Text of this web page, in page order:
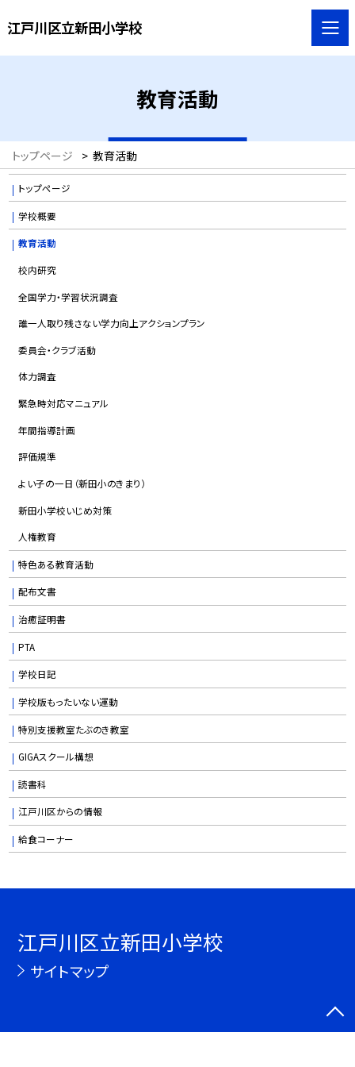
江戸川区立新田小学校
教育活動
トップページ > 教育活動
トップページ
学校概要
教育活動
校内研究
全国学力・学習状況調査
誰一人取り残さない学力向上アクションプラン
委員会・クラブ活動
体力調査
緊急時対応マニュアル
年間指導計画
評価規準
よい子の一日（新田小のきまり）
新田小学校いじめ対策
人権教育
特色ある教育活動
配布文書
治癒証明書
PTA
学校日記
学校版もったいない運動
特別支援教室たぶのき教室
GIGAスクール構想
読書科
江戸川区からの情報
給食コーナー
江戸川区立新田小学校
サイトマップ